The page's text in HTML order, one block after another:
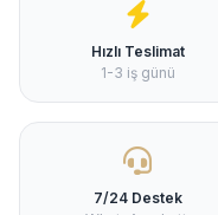
Hızlı Teslimat
1-3 iş günü
7/24 Destek